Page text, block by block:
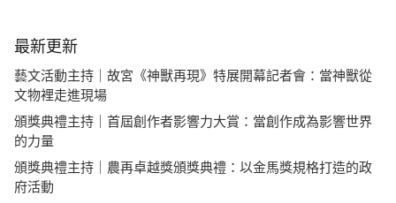
最新更新
藝文活動主持｜故宮《神獸再現》特展開幕記者會：當神獸從
文物裡走進現場
頒獎典禮主持｜首屆創作者影響力大賞：當創作成為影響世界
的力量
頒獎典禮主持｜農再卓越獎頒獎典禮：以金馬獎規格打造的政
府活動